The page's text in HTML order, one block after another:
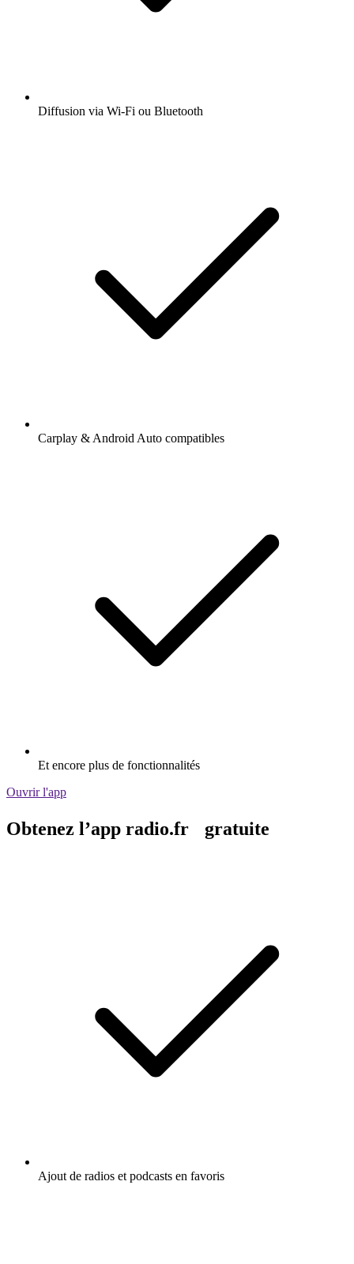
Diffusion via Wi-Fi ou Bluetooth
Carplay & Android Auto compatibles
Et encore plus de fonctionnalités
Ouvrir l'app
Obtenez l’app radio.fr gratuite
Ajout de radios et podcasts en favoris